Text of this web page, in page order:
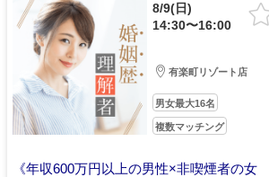
8/9(日)
14:30〜16:00
有楽町リゾート店
男女最大16名
複数マッチング
《年収600万円以上の男性×非喫煙者の女